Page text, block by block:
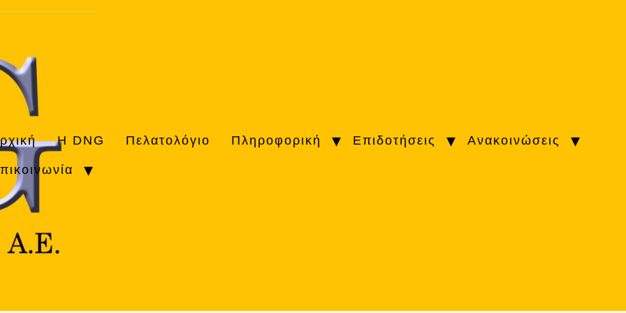
H DNG Πελατολόγιο Πληροφορική Επιδοτήσεις Ανακοινώσεις